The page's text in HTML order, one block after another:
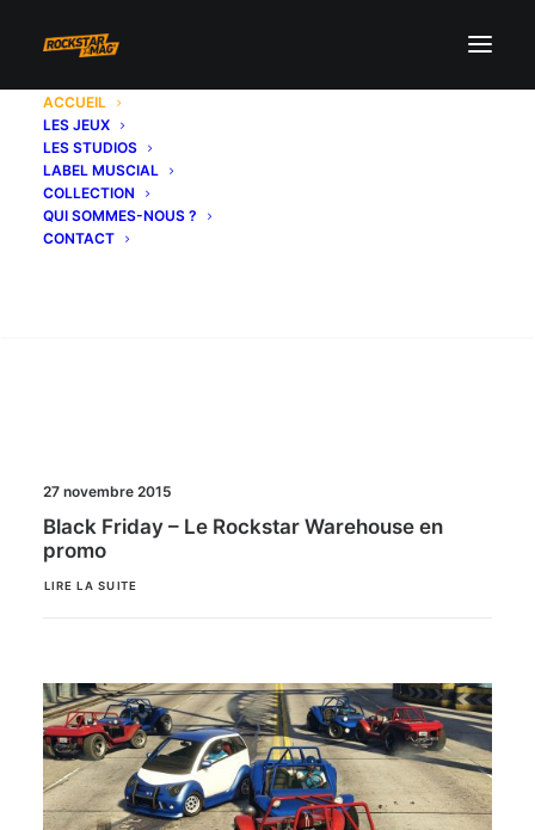
ACCUEIL
LES JEUX
LES STUDIOS
LABEL MUSCIAL
COLLECTION
QUI SOMMES-NOUS ?
CONTACT
Rien trouvé.
27 novembre 2015
Black Friday – Le Rockstar Warehouse en
promo
LIRE LA SUITE